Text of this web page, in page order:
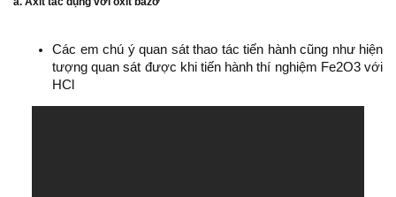
Các em chú ý quan sát thao tác tiến hành cũng như hiện
tượng quan sát được khi tiến hành thí nghiệm Fe2O3 với
HCl